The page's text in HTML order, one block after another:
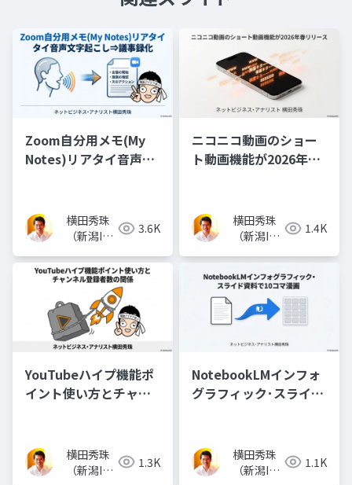
Zoom自分用メモ(My
Notes)リアタイ音声文
横田秀珠
（新潟IT
タント）
3.6K
ニコニコ動画のショー
ト動画機能が2026年春
横田秀珠
（新潟IT
1.4K
YouTubeハイプ機能ポ
イント使い方とチャン
横田秀珠
（新潟IT
1.3K
NotebookLMインフォ
グラフィック･スライド
横田秀珠
（新潟IT
1.1K